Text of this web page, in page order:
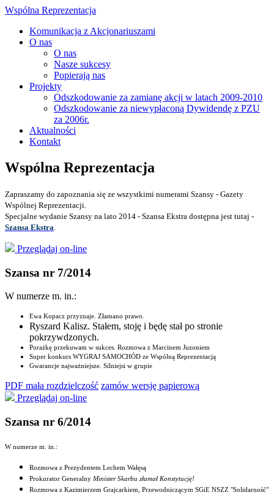
Wspólna Reprezentacja
Komunikacja z Akcjonariuszami
O nas
O nas
Nasze sukcesy
Popierają nas
Projekty
Odszkodowanie za zamianę akcji w latach 2009-2010
Odszkodowanie za niewypłaconą Dywidendę z PZU
za 2006r.
Aktualności
Kontakt
Wspólna Reprezentacja
Zapraszamy do zapoznania się ze wszystkimi numerami Szansy - Gazety
Wspólnej Reprezentacji.
Specjalne wydanie Szansy na lato 2014 - Szansa Ekstra dostępna jest tutaj -
Szansa Ekstra
Przeglądaj on-line
Szansa nr 7/2014
W numerze m. in.:
Ewa Kopacz przyznaje. Złamano prawo.
Ryszard Kalisz. Stałem, stoję i będę stał po stronie
pokrzywdzonych.
Porażkę przekuwam w sukces. Rozmowa z Marcinem Juzoniem
Super konkurs WYGRAJ SAMOCHÓD ze Wspólną Reprezentacją
Gwarancje najważniejsze. Silniejsi w grupie
PDF mała rozdzielczość zamów wersję papierową
Przeglądaj on-line
Szansa nr 6/2014
W numerze m. in.:
Rozmowa z Prezydentem Lechem Wałęsą
Prokurator Generalny Minister Skarbu złamał Konstytucję!
Rozmowa z Kazimierzem Grajcarkiem, Przewodniczącym SGiE NSZZ "Solidarność"